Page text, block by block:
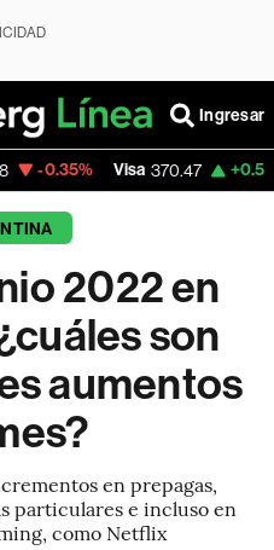
Ingresar
Visa 370.47 +0.52%
2022 en
son
aumentos
en prepagas,
particulares e incluso en
como Netflix